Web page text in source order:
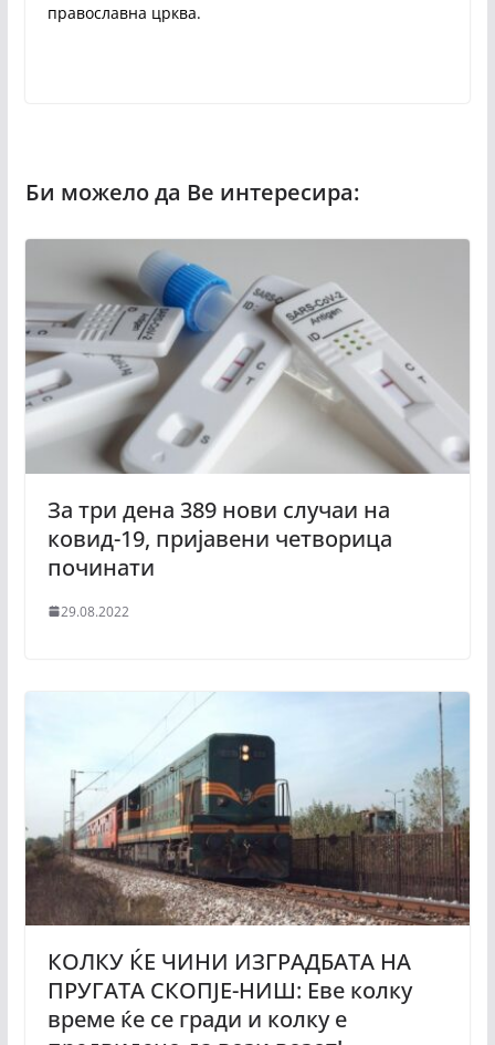
православна црква.
За три дена 389 нови случаи на
ковид-19, пријавени четворица
починати
29.08.2022
КОЛКУ ЌЕ ЧИНИ ИЗГРАДБАТА НА
ПРУГАТА СКОПЈЕ-НИШ: Еве колку
време ќе се гради и колку е